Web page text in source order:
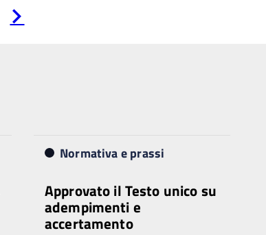
successiva
Normativa e prassi
Approvato il Testo unico su
adempimenti e
accertamento